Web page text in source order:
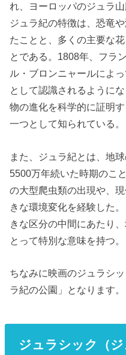
れ、ヨーロッパのジュラ
ジュラ紀の特徴は、恐竜
たことと、多くの主要な
とである。1808年、フラ
ル・ブロンニャールによ
として認識されるように
物の進化を科学的に証明
一つとして知られている。
また、ジュラ紀とは、地
5500万年続いた時期のこ
の大型爬虫類の出現や、
きな環境変化を経験した
きな区分の中間にあたり
とって特別な意味を持つ。
ちなみに映画のジュラシ
ラ紀の公園」となります。
ジュラシック（